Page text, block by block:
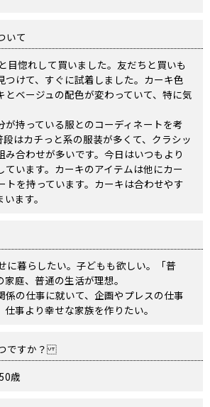
いて
目惚れして買いました。友だちと買いも
つけて、すぐに試着しました。カーキ色
とベージュの配色が変わっていて、特に気
が持っている服とのコーディネートを考
段はカチっと系の服装が多くて、クラシッ
み合わせが多いです。今日はいつもより
ています。カーキのアイテムは他にカー
トを持っています。カーキは合わせやす
ます。
に暮らしたい。子どもも欲しい。「普
庭、普通の生活が理想。
係の仕事に就いて、企画やプレスの仕事
事より幸せな家族を作りたい。
つですか？
歳